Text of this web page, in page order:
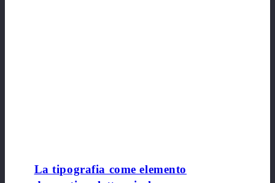
La tipografia come elemento